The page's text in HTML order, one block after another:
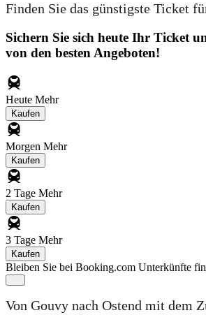
Finden Sie das günstigste Ticket
Sichern Sie sich heute Ihr Ticket
von den besten Angeboten!
Heute Mehr
Kaufen
Morgen Mehr
Kaufen
2 Tage Mehr
Kaufen
3 Tage Mehr
Kaufen
Bleiben Sie bei Booking.com Unterkünfte
Von Gouvy nach Ostend mit dem